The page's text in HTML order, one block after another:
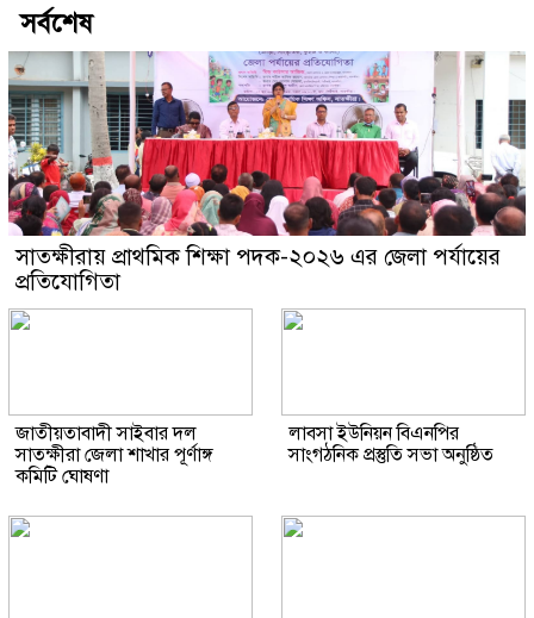
সর্বশেষ
সাতক্ষীরায় প্রাথমিক শিক্ষা পদক-২০২৬ এর জেলা পর্যায়ের
প্রতিযোগিতা
জাতীয়তাবাদী সাইবার দল
সাতক্ষীরা জেলা শাখার পূর্ণাঙ্গ
কমিটি ঘোষণা
লাবসা ইউনিয়ন বিএনপির
সাংগঠনিক প্রস্তুতি সভা অনুষ্ঠিত